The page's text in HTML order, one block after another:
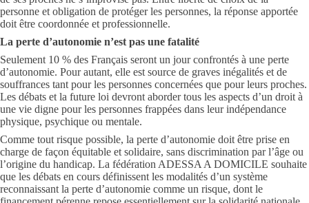
personne et obligation de protéger les personnes, la réponse apportée
doit être coordonnée et professionnelle.
La perte d’autonomie n’est pas une fatalité
Seulement 10 % des Français seront un jour confrontés à une perte
d’autonomie. Pour autant, elle est source de graves inégalités et de
souffrances tant pour les personnes concernées que pour leurs proches.
Les débats et la future loi devront aborder tous les aspects d’un droit à
une vie digne pour les personnes frappées dans leur indépendance
physique, psychique ou mentale.
Comme tout risque possible, la perte d’autonomie doit être prise en
charge de façon équitable et solidaire, sans discrimination par l’âge ou
l’origine du handicap. La fédération ADESSA A DOMICILE souhaite
que les débats en cours définissent les modalités d’un système
reconnaissant la perte d’autonomie comme un risque, dont le